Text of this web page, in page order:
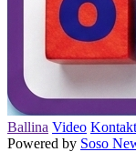
Ballina Video Kontakt
Powered by Soso